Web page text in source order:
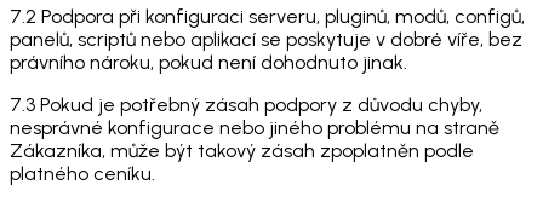
7.2 Podpora při konfiguraci serveru, pluginů, modů, configů,
panelů, scriptů nebo aplikací se poskytuje v dobré víře, bez
právního nároku, pokud není dohodnuto jinak.
7.3 Pokud je potřebný zásah podpory z důvodu chyby,
nesprávné konfigurace nebo jiného problému na straně
Zákazníka, může být takový zásah zpoplatněn podle
platného ceníku.